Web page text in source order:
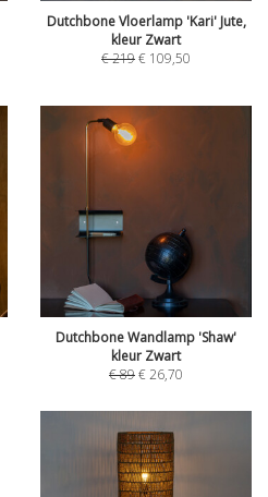
Dutchbone Vloerlamp 'Kari' Jute,
kleur Zwart
€219€ 109,50
Dutchbone Wandlamp 'Shaw'
kleur Zwart
€89€26,70